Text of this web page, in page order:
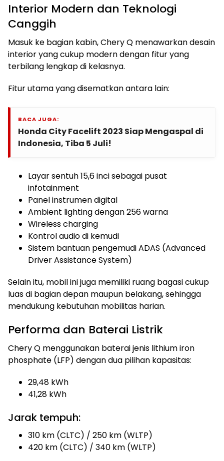
Interior Modern dan Teknologi
Canggih
Masuk ke bagian kabin, Chery Q menawarkan desain
interior yang cukup modern dengan fitur yang
terbilang lengkap di kelasnya.
Fitur utama yang disematkan antara lain:
BACA JUGA:
Honda City Facelift 2023 Siap Mengaspal di
Indonesia, Tiba 5 Juli!
Layar sentuh 15,6 inci sebagai pusat
infotainment
Panel instrumen digital
Ambient lighting dengan 256 warna
Wireless charging
Kontrol audio di kemudi
Sistem bantuan pengemudi ADAS (Advanced
Driver Assistance System)
Selain itu, mobil ini juga memiliki ruang bagasi cukup
luas di bagian depan maupun belakang, sehingga
mendukung kebutuhan mobilitas harian.
Performa dan Baterai Listrik
Chery Q menggunakan baterai jenis lithium iron
phosphate (LFP) dengan dua pilihan kapasitas:
29,48 kWh
41,28 kWh
Jarak tempuh:
310 km (CLTC) / 250 km (WLTP)
420 km (CLTC) / 340 km (WLTP)